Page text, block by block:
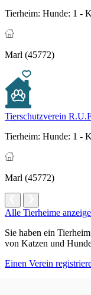
Tierheim: Hunde: 1 -
Marl (45772)
Tierschutzverein
Tierheim: Hunde: 1 -
Marl (45772)
Alle Tierheime
Sie haben ein
von Katzen und
Einen Verein